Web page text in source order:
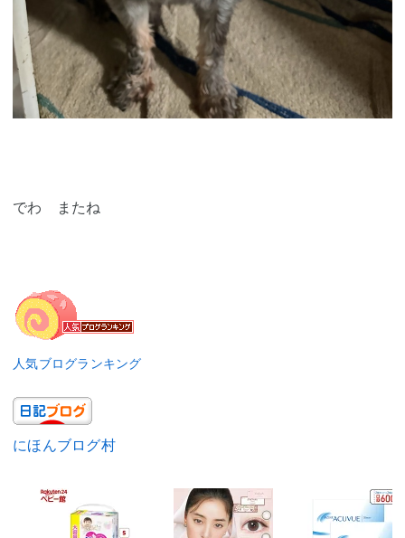
でわ またね
人気ブログランキング
にほんブログ村